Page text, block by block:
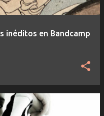
inéditos en Bandcamp